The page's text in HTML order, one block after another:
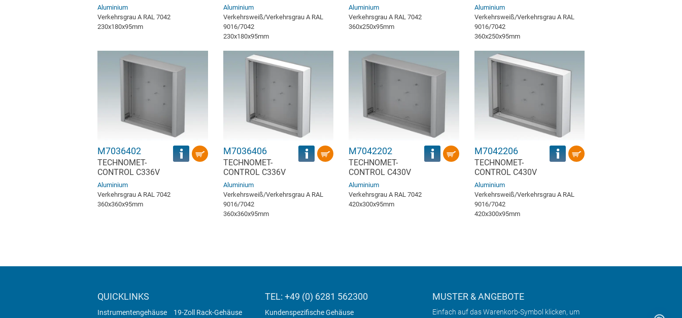
Aluminium
Verkehrsgrau A RAL 7042
230x180x95mm
Aluminium
Verkehrsweiß/Verkehrsgrau A RAL
9016/7042
230x180x95mm
Aluminium
Verkehrsgrau A RAL 7042
360x250x95mm
Aluminium
Verkehrsweiß/Verkehrsgrau A RAL
9016/7042
360x250x95mm
M7036402
TECHNOMET-
CONTROL C336V
Aluminium
Verkehrsgrau A RAL 7042
360x360x95mm
M7036406
TECHNOMET-
CONTROL C336V
Aluminium
Verkehrsweiß/Verkehrsgrau A RAL
9016/7042
360x360x95mm
M7042202
TECHNOMET-
CONTROL C430V
Aluminium
Verkehrsgrau A RAL 7042
420x300x95mm
M7042206
TECHNOMET-
CONTROL C430V
Aluminium
Verkehrsweiß/Verkehrsgrau A RAL
9016/7042
420x300x95mm
QUICKLINKS
Instrumentengehäuse 19-Zoll Rack-Gehäuse
TEL: +49 (0) 6281 562300
Kundenspezifische Gehäuse
MUSTER & ANGEBOTE
Einfach auf das Warenkorb-Symbol klicken, um